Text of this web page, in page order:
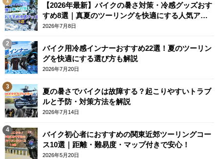
【2026年最新】バイクの暑さ対策・冷感グッズおす
すめ8選｜真夏のツーリングを快適にする人気アイ
テム
2026年7月8日
バイク用冷感インナーおすすめ22選！夏のツーリン
グを快適にする選び方も解説
2026年7月20日
夏の暑さでバイクは故障する？起こりやすいトラブ
ルと予防・対策方法を解説
2026年7月14日
バイク初心者におすすめの関東近郊ツーリングコー
ス10選｜距離・難易度・マップ付きで安心！
2026年5月20日